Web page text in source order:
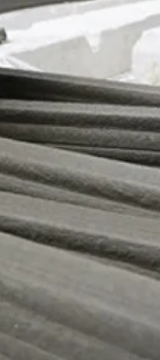
Follow Us
comercialconstruçãocopa
design escritório
domoticaeco
espanha
estadios estados
exposição
fortaleza
marketing
mercado imobiliariometropolis
nanomaterial nanotecnologia
pedestreplano diretorposto de
prêmiorenderresidência
sao pauloseisestrelashopping
sustentabilidade arte
transportetransporte urbano
urbanismourbanismo natureza